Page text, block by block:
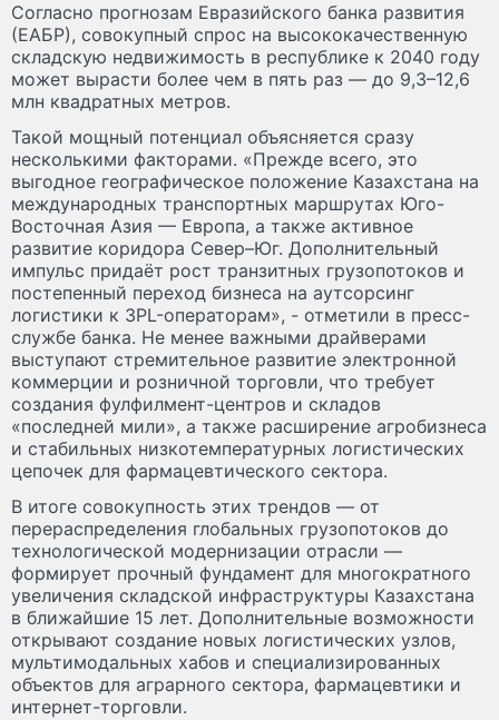
Согласно прогнозам Евразийского банка развития
(ЕАБР), совокупный спрос на высококачественную
складскую недвижимость в республике к 2040 году
может вырасти более чем в пять раз — до 9,3–12,6
млн квадратных метров.
Такой мощный потенциал объясняется сразу
несколькими факторами. «Прежде всего, это
выгодное географическое положение Казахстана на
международных транспортных маршрутах Юго-
Восточная Азия — Европа, а также активное
развитие коридора Север–Юг. Дополнительный
импульс придаёт рост транзитных грузопотоков и
постепенный переход бизнеса на аутсорсинг
логистики к 3PL-операторам», - отметили в пресс-
службе банка. Не менее важными драйверами
выступают стремительное развитие электронной
коммерции и розничной торговли, что требует
создания фулфилмент-центров и складов
«последней мили», а также расширение агробизнеса
и стабильных низкотемпературных логистических
цепочек для фармацевтического сектора.
В итоге совокупность этих трендов — от
перераспределения глобальных грузопотоков до
технологической модернизации отрасли —
формирует прочный фундамент для многократного
увеличения складской инфраструктуры Казахстана
в ближайшие 15 лет. Дополнительные возможности
открывают создание новых логистических узлов,
мультимодальных хабов и специализированных
объектов для аграрного сектора, фармацевтики и
интернет-торговли.